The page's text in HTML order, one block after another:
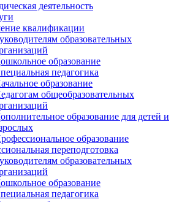
деятельность
квалификации
образовательных
образование
педагогика
образование
общеобразовательных
образование для детей и
образование
переподготовка
образовательных
образование
педагогика